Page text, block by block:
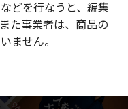
どを行なうと、編集
た事業者は、商品の
ません。